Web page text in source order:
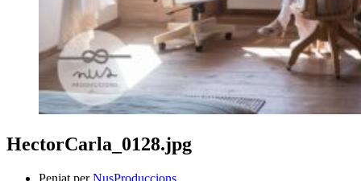
HectorCarla_0128.jpg
Penjat perNusProduccions